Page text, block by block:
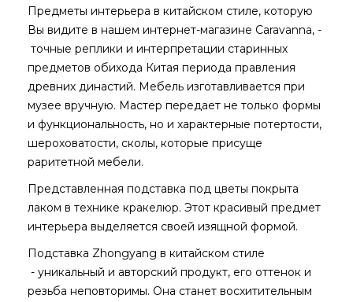
Предметы интерьера в китайском стиле, которую
Вы видите в нашем интернет-магазине Caravanna, -
точные реплики и интерпретации старинных
предметов обихода Китая периода правления
древних династий. Мебель изготавливается при
музее вручную. Мастер передает не только формы
и функциональность, но и характерные потертости,
шероховатости, сколы, которые присуще
раритетной мебели.
Представленная подставка под цветы покрыта
лаком в технике кракелюр. Этот красивый предмет
интерьера выделяется своей изящной формой.
Подставка Zhongyang в китайском стиле
- уникальный и авторский продукт, его оттенок и
резьба неповторимы. Она станет восхитительным